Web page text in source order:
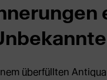
überfüllten